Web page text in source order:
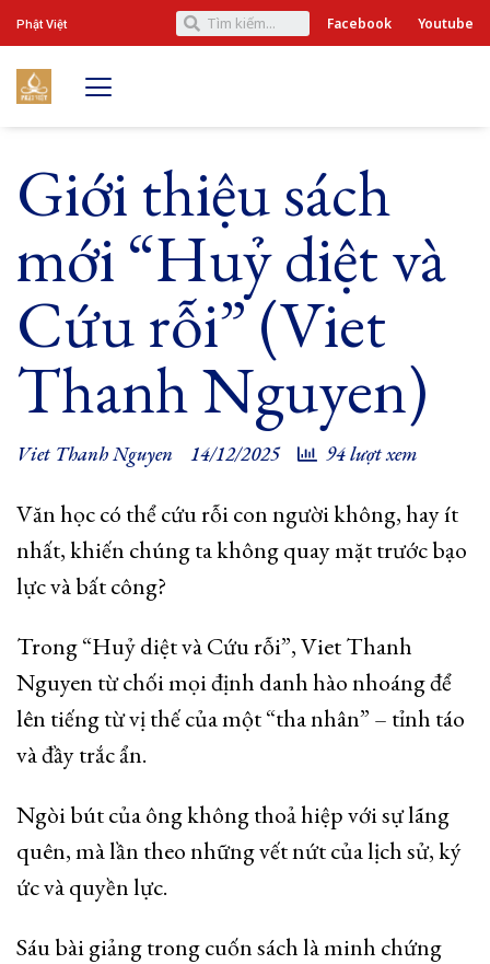
Phật Việt Facebook Youtube
Giới thiệu sách
mới “Huỷ diệt và
Cứu rỗi” (Viet
Thanh Nguyen)
Viet Thanh Nguyen 14/12/2025 94 lượt xem
Văn học có thể cứu rỗi con người không, hay ít
nhất, khiến chúng ta không quay mặt trước bạo
lực và bất công?
Trong “Huỷ diệt và Cứu rỗi”, Viet Thanh
Nguyen từ chối mọi định danh hào nhoáng để
lên tiếng từ vị thế của một “tha nhân” – tỉnh táo
và đầy trắc ẩn.
Ngòi bút của ông không thoả hiệp với sự lãng
quên, mà lần theo những vết nứt của lịch sử, ký
ức và quyền lực.
Sáu bài giảng trong cuốn sách là minh chứng